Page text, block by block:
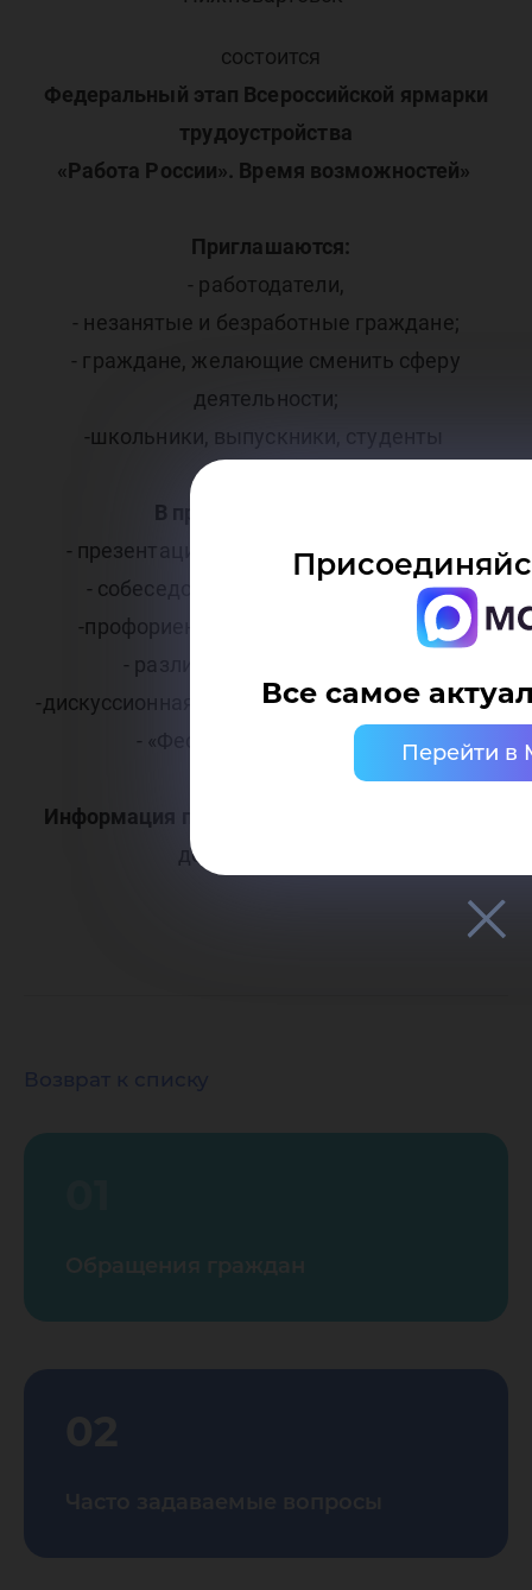
Все самое
Перейти в
состоится
Федеральный этап Всероссийской ярмарки
трудоустройства
«Работа России». Время возможностей»
Приглашаются:
- работодатели,
- незанятые и безработные граждане;
- граждане, желающие сменить сферу
деятельности;
-школьники, выпускники, студенты
В программе ярмарки:
- презентации предприятий и вакансий;
- собеседования с работодателями;
-профориентационные мероприятия;
- различные мастер-классы;
-дискуссионная площадка с работодателями;
- «Фестиваль профессий»
Информация по телефонам:
доб. 231, 232, 225
Возврат к списку